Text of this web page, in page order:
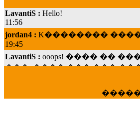
11:56
jordan4 :K��������
19:45
LavantiS :ooops! ���� ��
���; ���� ��� ���